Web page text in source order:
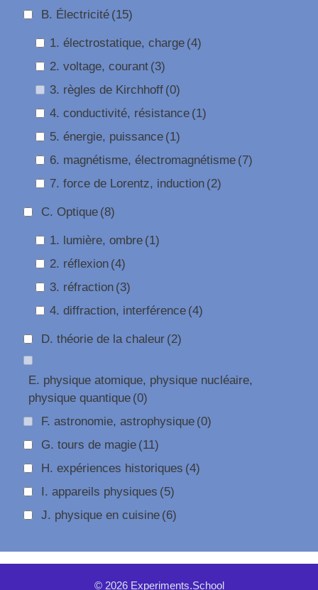
B. Électricité (15)
1. électrostatique, charge (4)
2. voltage, courant (3)
3. règles de Kirchhoff (0)
4. conductivité, résistance (1)
5. énergie, puissance (1)
6. magnétisme, électromagnétisme (7)
7. force de Lorentz, induction (2)
C. Optique (8)
1. lumière, ombre (1)
2. réflexion (4)
3. réfraction (3)
4. diffraction, interférence (4)
D. théorie de la chaleur (2)
E. physique atomique, physique nucléaire,
physique quantique (0)
F. astronomie, astrophysique (0)
G. tours de magie (11)
H. expériences historiques (4)
I. appareils physiques (5)
J. physique en cuisine (6)
© 2026 Experiments.School